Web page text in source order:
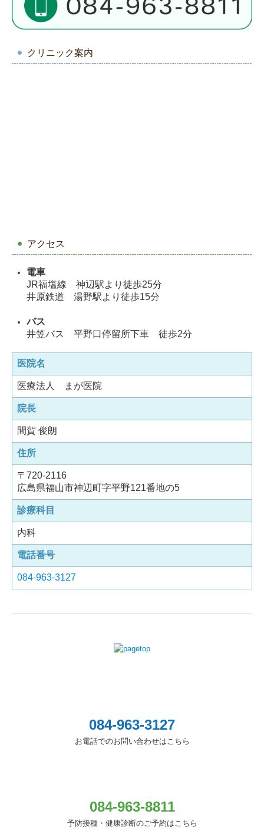
クリニック案内
アクセス
電車
JR福塩線 神辺駅より徒歩25分
井原鉄道 湯野駅より徒歩15分
バス
井笠バス 平野口停留所下車 徒歩2分
医院名
医療法人 まが医院
院長
間賀 俊朗
住所
〒720-2116
広島県福山市神辺町字平野121番地の5
診療科目
内科
電話番号
084-963-3127
084-963-3127
お電話でのお問い合わせはこちら
084-963-8811
予防接種・健康診断のご予約はこちら